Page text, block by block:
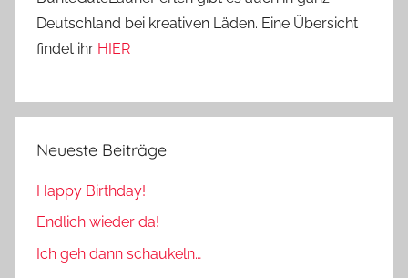
Deutschland bei kreativen Läden. Eine Übersicht
findet ihr HIER
Neueste Beiträge
Happy Birthday!
Endlich wieder da!
Ich geh dann schaukeln…